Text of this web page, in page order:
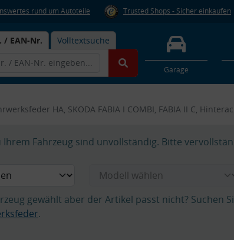
rund um Autoteile Trusted Shops - Sicher einkaufen
EAN-Nr. Volltextsuche
Garage
HA, SKODA FABIA I COMBI, FABIA II C,
Ihrem Fahrzeug sind unvollständig. Bitte
gewählt aber der Artikel passt nicht? Suchen
.